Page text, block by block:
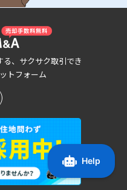
、サクサク取引でき
トフォーム